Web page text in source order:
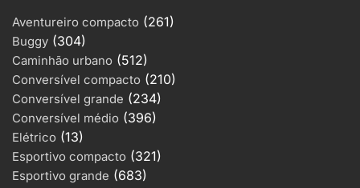
Aventureiro compacto (261)
Buggy (304)
Caminhão urbano (512)
Conversível compacto (210)
Conversível grande (234)
Conversível médio (396)
Elétrico (13)
Esportivo compacto (321)
Esportivo grande (683)